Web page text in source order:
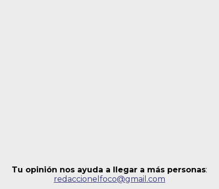
Tu opinión nos ayuda a llegar a más personas:
redaccionelfoco@gmail.com